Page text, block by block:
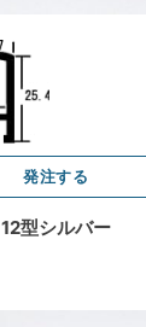
発注する
12型シルバー